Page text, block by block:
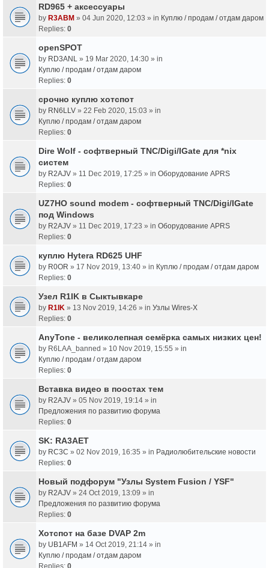
RD965 + аксессуары
by R3ABM » 04 Jun 2020, 12:03 » in Куплю / продам / отдам даром
Replies: 0
openSPOT
by RD3ANL » 19 Mar 2020, 14:30 » in
Куплю / продам / отдам даром
Replies: 0
срочно куплю хотспот
by RN6LLV » 22 Feb 2020, 15:03 » in
Куплю / продам / отдам даром
Replies: 0
Dire Wolf - cофтверный TNC/Digi/IGate для *nix
систем
by R2AJV » 11 Dec 2019, 17:25 » in Оборудование APRS
Replies: 0
UZ7HO sound modem - cофтверный TNC/Digi/IGate
под Windows
by R2AJV » 11 Dec 2019, 17:23 » in Оборудование APRS
Replies: 0
куплю Hytera RD625 UHF
by R0OR » 17 Nov 2019, 13:40 » in Куплю / продам / отдам даром
Replies: 0
Узел R1IK в Сыктывкаре
by R1IK » 13 Nov 2019, 14:26 » in Узлы Wires-X
Replies: 0
AnyTone - великолепная семёрка самых низких цен!
by R6LAA_banned » 10 Nov 2019, 15:55 » in
Куплю / продам / отдам даром
Replies: 0
Вставка видео в поостах тем
by R2AJV » 05 Nov 2019, 19:14 » in
Предложения по развитию форума
Replies: 0
SK: RA3AET
by RC3C » 02 Nov 2019, 16:35 » in Радиолюбительские новости
Replies: 0
Новый подфорум "Узлы System Fusion / YSF"
by R2AJV » 24 Oct 2019, 13:09 » in
Предложения по развитию форума
Replies: 0
Хотспот на базе DVAP 2m
by UB1AFM » 14 Oct 2019, 21:14 » in
Куплю / продам / отдам даром
Replies: 0